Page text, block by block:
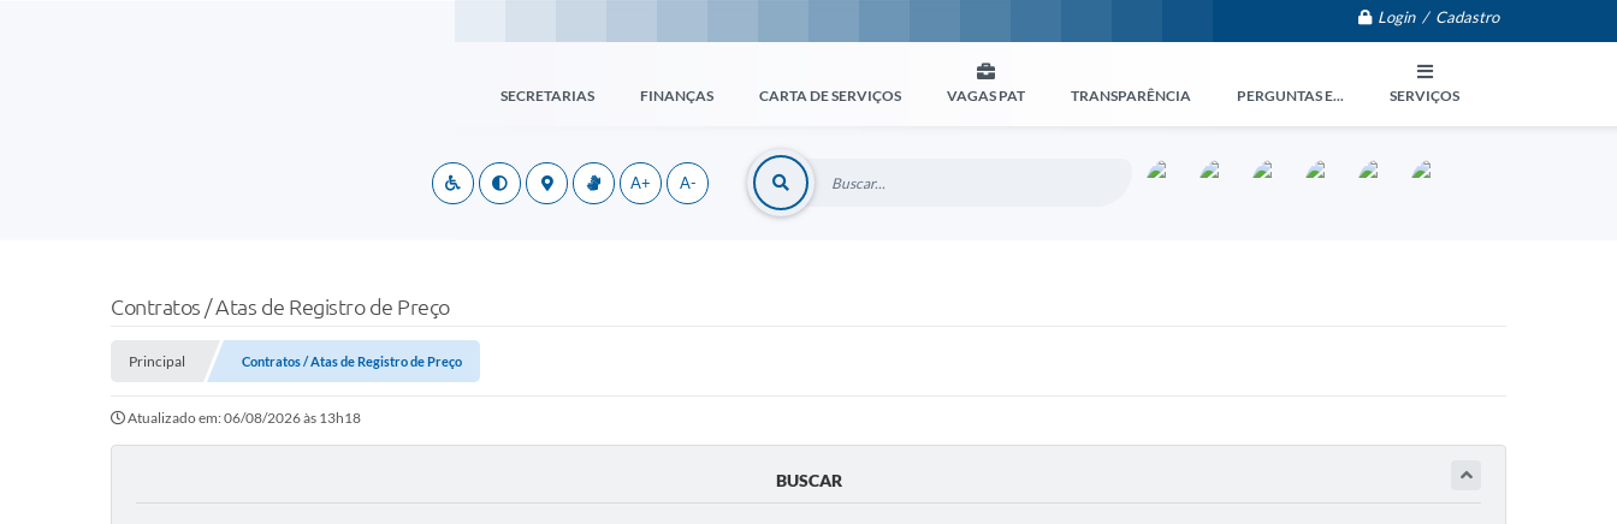
Login / Cadastro
SECRETARIAS FINANÇAS CARTA DE SERVIÇOS VAGAS PAT TRANSPARÊNCIA PERGUNTAS E... SERVIÇOS
A+ A-
Contratos / Atas de Registro de Preço
Principal Contratos / Atas de Registro de Preço
Atualizado em: 06/08/2026 às 13h18
BUSCAR